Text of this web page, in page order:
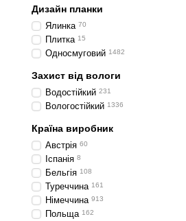
Дизайн планки
Ялинка 70
Плитка 15
Односмуговий 1482
Захист від вологи
Водостійкий 231
Вологостійкий 1336
Країна виробник
Австрія 60
Іспанія 8
Бельгія 108
Туреччина 161
Німеччина 913
Польща 162